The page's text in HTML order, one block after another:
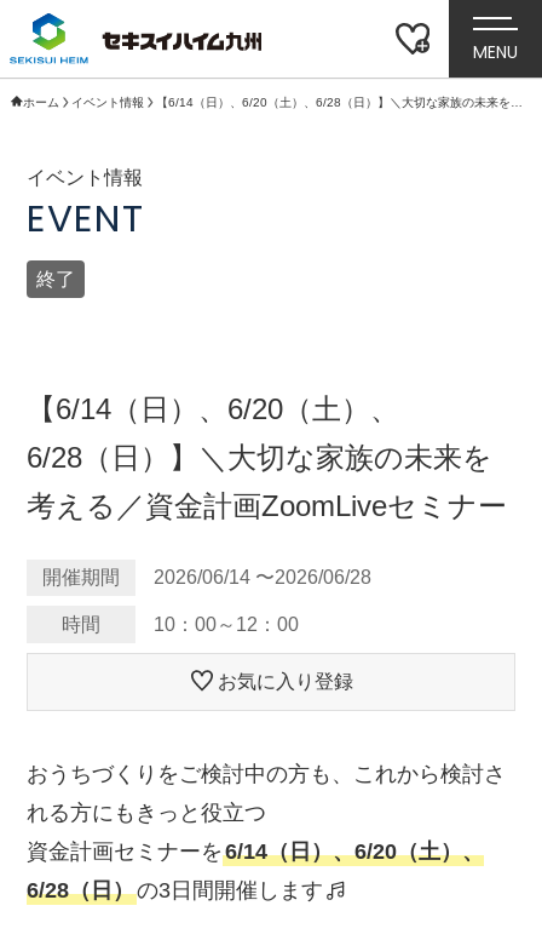
MENU
ホーム イベント情報
イベント情報
EVENT
終了
【6/14（日）、6/20（土）、
6/28（日）】＼大切な家族の未来を
考える／資金計画ZoomLiveセミナー
開催期間 2026/06/14 〜2026/06/28
時間 10：00～12：00
お気に入り登録
おうちづくりをご検討中の方も、これから検討さ
れる方にもきっと役立つ
資金計画セミナーを6/14（日）、6/20（土）、
6/28（日）の3日間開催します